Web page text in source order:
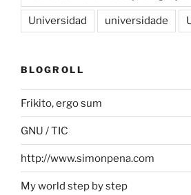
Universidad universidade
BLOGROLL
Frikito, ergo sum
GNU / TIC
http://www.simonpena.com
My world step by step